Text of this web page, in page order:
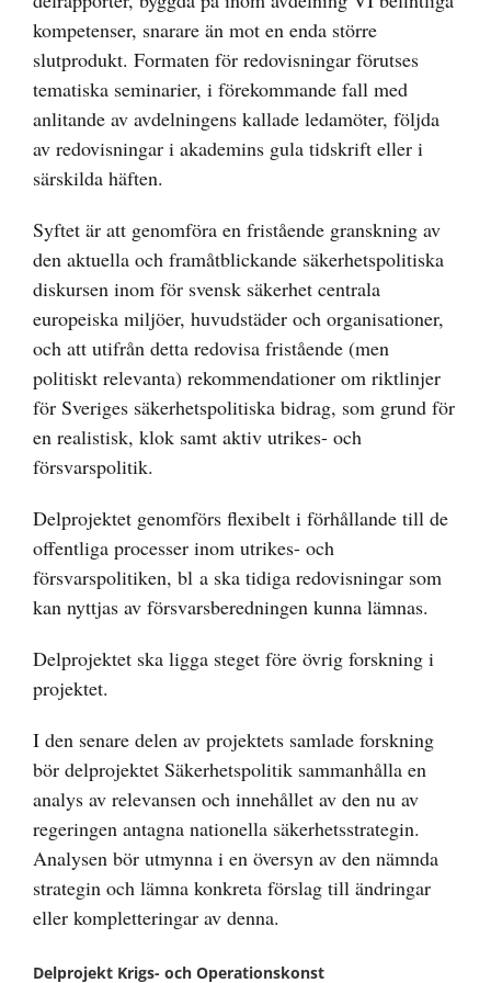
kompetenser, snarare än mot en enda större
slutprodukt. Formaten för redovisningar förutses
tematiska seminarier, i förekommande fall med
anlitande av avdelningens kallade ledamöter, följda
av redovisningar i akademins gula tidskrift eller i
särskilda häften.
Syftet är att genomföra en fristående granskning av
den aktuella och framåtblickande säkerhetspolitiska
diskursen inom för svensk säkerhet centrala
europeiska miljöer, huvudstäder och organisationer,
och att utifrån detta redovisa fristående (men
politiskt relevanta) rekommendationer om riktlinjer
för Sveriges säkerhetspolitiska bidrag, som grund för
en realistisk, klok samt aktiv utrikes- och
försvarspolitik.
Delprojektet genomförs flexibelt i förhållande till de
offentliga processer inom utrikes- och
försvarspolitiken, bl a ska tidiga redovisningar som
kan nyttjas av försvarsberedningen kunna lämnas.
Delprojektet ska ligga steget före övrig forskning i
projektet.
I den senare delen av projektets samlade forskning
bör delprojektet Säkerhetspolitik sammanhålla en
analys av relevansen och innehållet av den nu av
regeringen antagna nationella säkerhetsstrategin.
Analysen bör utmynna i en översyn av den nämnda
strategin och lämna konkreta förslag till ändringar
eller kompletteringar av denna.
Delprojekt Krigs- och Operationskonst